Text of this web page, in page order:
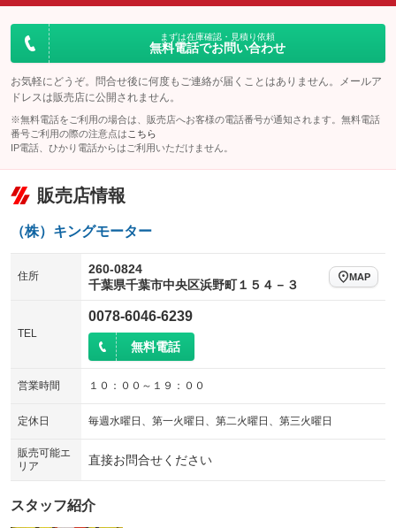
エアサスペンション ヘッドライトウォッシャー
まずは在庫確認・見積り依頼
無料電話でお問い合わせ
お気軽にどうぞ。問合せ後に何度もご連絡が届くことはありません。メールア
ドレスは販売店に公開されません。
※無料電話をご利用の場合は、販売店へお客様の電話番号が通知されます。無料電話
番号ご利用の際の注意点は こちら
IP電話、ひかり電話からはご利用いただけません。
販売店情報
（株）キングモーター
住所
260-0824
千葉県千葉市中央区浜野町１５４－３
MAP
TEL
0078-6046-6239
無料電話
営業時間 １０：００～１９：００
定休日 毎週水曜日、第一火曜日、第二火曜日、第三火曜日
販売可能エ
リア
直接お問合せください
スタッフ紹介